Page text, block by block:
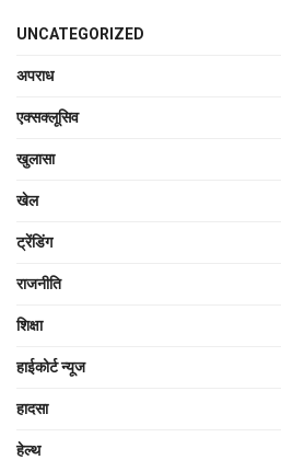
UNCATEGORIZED
अपराध
एक्सक्लूसिव
खुलासा
खेल
ट्रेंडिंग
राजनीति
शिक्षा
हाईकोर्ट न्यूज
हादसा
हेल्थ